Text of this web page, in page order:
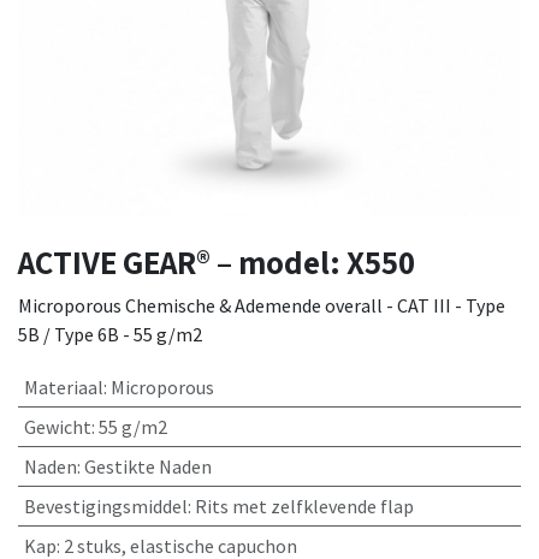
ACTIVE GEAR® – model: X550
Microporous Chemische & Ademende overall - CAT III - Type
5B / Type 6B - 55 g/m2
Materiaal: Microporous
Gewicht: 55 g/m2
Naden: Gestikte Naden
Bevestigingsmiddel: Rits met zelfklevende flap
Kap: 2 stuks, elastische capuchon